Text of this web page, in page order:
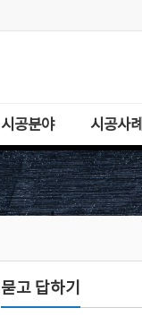
시공분야 시공사례
묻고 답하기